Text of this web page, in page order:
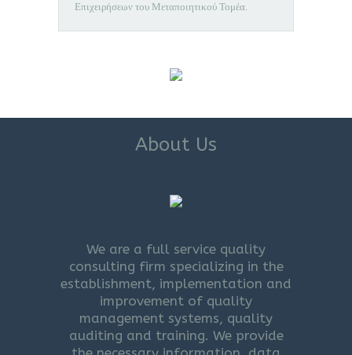
Επιχειρήσεων του Μεταποιητικού Τομέα.
About Us
We are a full service quality
consulting firm specializing in the
establishment, implementation and
improvement of quality
management systems, quality
auditing and training. We provide